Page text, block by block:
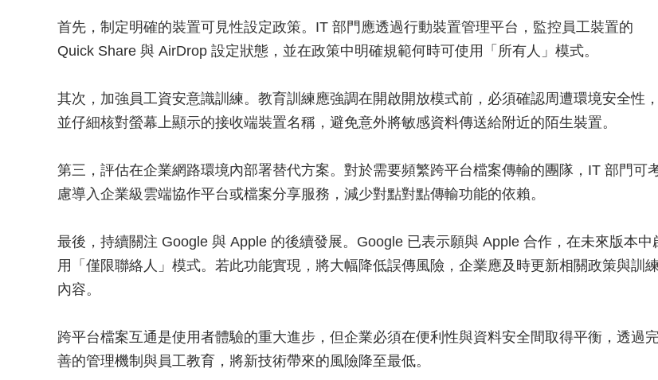
首先，制定明確的裝置可見性設定政策。IT 部門應透過行動裝置管理平台，監控員工裝置的
Quick Share 與 AirDrop 設定狀態，並在政策中明確規範何時可使用「所有人」模式。
其次，加強員工資安意識訓練。教育訓練應強調在開啟開放模式前，必須確認周遭環境安全性，
並仔細核對螢幕上顯示的接收端裝置名稱，避免意外將敏感資料傳送給附近的陌生裝置。
第三，評估在企業網路環境內部署替代方案。對於需要頻繁跨平台檔案傳輸的團隊，IT 部門可
慮導入企業級雲端協作平台或檔案分享服務，減少對點對點傳輸功能的依賴。
最後，持續關注 Google 與 Apple 的後續發展。Google 已表示願與 Apple 合作，在未來版本中
用「僅限聯絡人」模式。若此功能實現，將大幅降低誤傳風險，企業應及時更新相關政策與訓練
內容。
跨平台檔案互通是使用者體驗的重大進步，但企業必須在便利性與資料安全間取得平衡，透過
善的管理機制與員工教育，將新技術帶來的風險降至最低。